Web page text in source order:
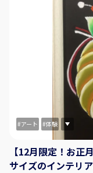
お楽しみいただけま
ょう！ - - - - - - - - - -
♢対象年齢♢ 小学生
ザインについて♢ 日
があれば開催します
せください。 お問い合
はこちら♢ 【公式Ｈ
【Instagram】 https://www.instagram.com/chroniel05/
【Facebook】
【Twitter】 https://
アート 体験
【12月限定！お
サイズのインテリ